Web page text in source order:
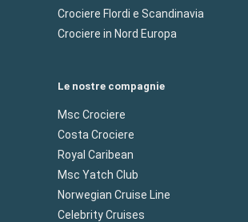
Crociere Flordi e Scandinavia
Crociere in Nord Europa
Le nostre compagnie
Msc Crociere
Costa Crociere
Royal Caribean
Msc Yatch Club
Norwegian Cruise Line
Celebrity Cruises